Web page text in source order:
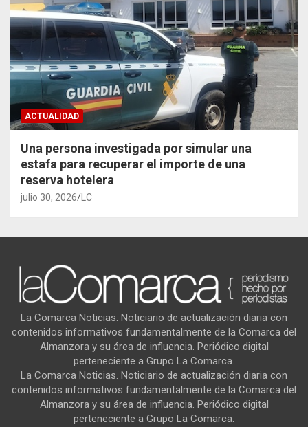
ACTUALIDAD
Una persona investigada por simular una
estafa para recuperar el importe de una
reserva hotelera
julio 30, 2026 LC
La Comarca Noticias. Noticiario de actualización diaria con
contenidos informativos fundamentalmente de la Comarca del
Almanzora y su área de influencia. Periódico digital
perteneciente a Grupo La Comarca.
La Comarca Noticias. Noticiario de actualización diaria con
contenidos informativos fundamentalmente de la Comarca del
Almanzora y su área de influencia. Periódico digital
perteneciente a Grupo La Comarca.